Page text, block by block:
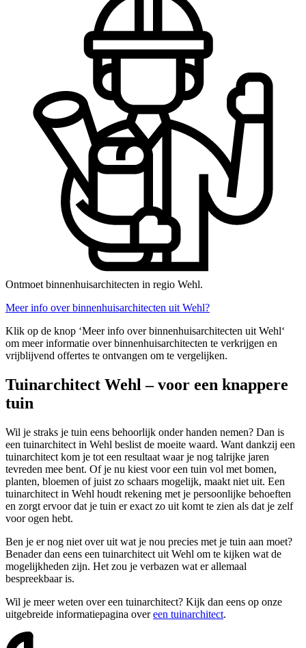
Ontmoet binnenhuisarchitecten in regio Wehl.
Meer info over binnenhuisarchitecten uit Wehl?
Klik op de knop ‘Meer info over binnenhuisarchitecten uit Wehl‘
om meer informatie over binnenhuisarchitecten te verkrijgen en
vrijblijvend offertes te ontvangen om te vergelijken.
Tuinarchitect Wehl – voor een knappere
tuin
Wil je straks je tuin eens behoorlijk onder handen nemen? Dan is
een tuinarchitect in Wehl beslist de moeite waard. Want dankzij een
tuinarchitect kom je tot een resultaat waar je nog talrijke jaren
tevreden mee bent. Of je nu kiest voor een tuin vol met bomen,
planten, bloemen of juist zo schaars mogelijk, maakt niet uit. Een
tuinarchitect in Wehl houdt rekening met je persoonlijke behoeften
en zorgt ervoor dat je tuin er exact zo uit komt te zien als dat je zelf
voor ogen hebt.
Ben je er nog niet over uit wat je nou precies met je tuin aan moet?
Benader dan eens een tuinarchitect uit Wehl om te kijken wat de
mogelijkheden zijn. Het zou je verbazen wat er allemaal
bespreekbaar is.
Wil je meer weten over een tuinarchitect? Kijk dan eens op onze
uitgebreide informatiepagina overeen tuinarchitect.